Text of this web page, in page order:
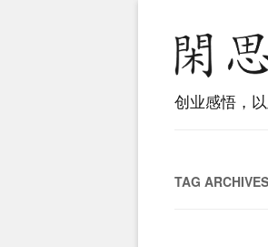
创业感悟，
TAG